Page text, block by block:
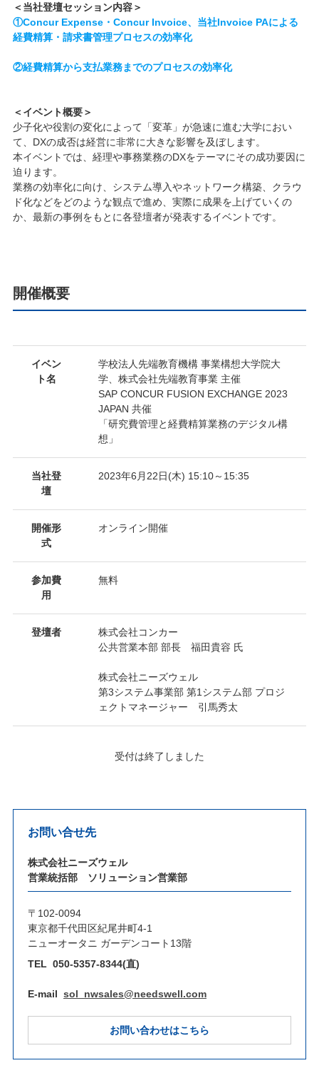
＜当社登壇セッション内容＞
①Concur Expense・Concur Invoice、当社Invoice PAによる
経費精算・請求書管理プロセスの効率化
②経費精算から支払業務までのプロセスの効率化
＜イベント概要＞
少子化や役割の変化によって「変革」が急速に進む大学におい
て、DXの成否は経営に非常に大きな影響を及ぼします。
本イベントでは、経理や事務業務のDXをテーマにその成功要因に
迫ります。
業務の効率化に向け、システム導入やネットワーク構築、クラウ
ド化などをどのような観点で進め、実際に成果を上げていくの
か、最新の事例をもとに各登壇者が発表するイベントです。
開催概要
イベン
ト名
学校法人先端教育機構 事業構想大学院大
学、株式会社先端教育事業 主催
SAP CONCUR FUSION EXCHANGE 2023
JAPAN 共催
「研究費管理と経費精算業務のデジタル構
想」
当社登
壇
2023年6月22日(木) 15:10～15:35
開催形
式
オンライン開催
参加費
用
無料
登壇者
株式会社コンカー
公共営業本部 部長 福田貴容 氏
株式会社ニーズウェル
第3システム事業部 第1システム部 プロジ
ェクトマネージャー 引馬秀太
受付は終了しました
お問い合せ先
株式会社ニーズウェル
営業統括部 ソリューション営業部
〒102-0094
東京都千代田区紀尾井町4-1
ニューオータニ ガーデンコート13階
TEL 050-5357-8344(直)
E-mail sol_nwsales@needswell.com
お問い合わせはこちら